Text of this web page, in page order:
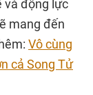
và động lực
mang đến
Vô cùng
cả Song Tử